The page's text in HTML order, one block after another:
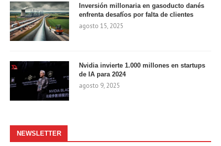
Inversión millonaria en gasoducto danés
enfrenta desafíos por falta de clientes
agosto 15, 2025
Nvidia invierte 1.000 millones en startups
de IA para 2024
agosto 9, 2025
NEWSLETTER